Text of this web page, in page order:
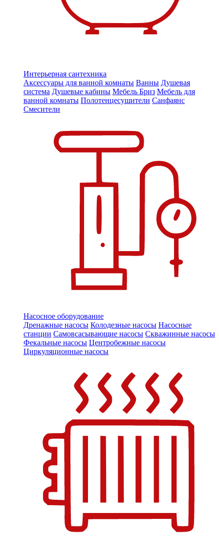
Интерьерная сантехника
Аксессуары для ванной комнаты Ванны Душевая
система Душевые кабины Мебель Бриз Мебель для
ванной комнаты Полотенцесушители Санфаянс
Смесители
Насосное оборудование
Дренажные насосы Колодезные насосы Насосные
станции Самовсасывающие насосы Скважинные насосы
Фекальные насосы Центробежные насосы
Циркуляционные насосы